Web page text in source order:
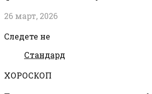
26 март, 2026
Следете не
Стандард
ХОРОСКОП